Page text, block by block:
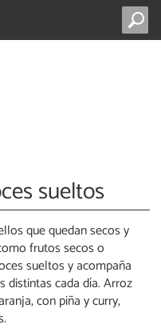
sueltos
que quedan secos y
frutos secos o
sueltos y acompaña
distintas cada día. Arroz
con piña y curry,